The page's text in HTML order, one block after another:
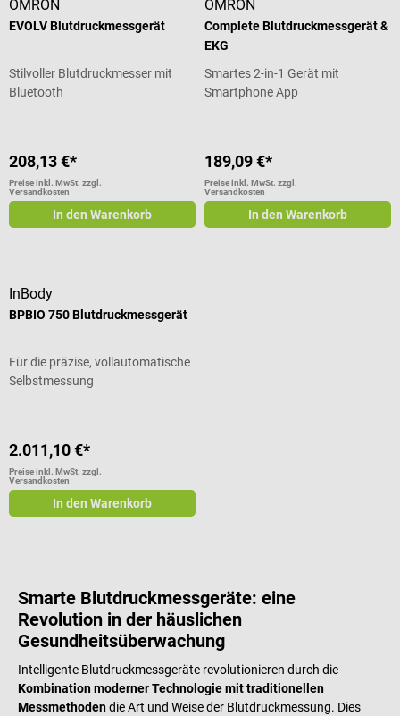
OMRON
EVOLV Blutdruckmessgerät
Stilvoller Blutdruckmesser mit
Bluetooth
208,13 €*
Preise inkl. MwSt. zzgl.
Versandkosten
In den Warenkorb
OMRON
Complete Blutdruckmessgerät &
EKG
Smartes 2-in-1 Gerät mit
Smartphone App
189,09 €*
Preise inkl. MwSt. zzgl.
Versandkosten
In den Warenkorb
InBody
BPBIO 750 Blutdruckmessgerät
Für die präzise, vollautomatische
Selbstmessung
2.011,10 €*
Preise inkl. MwSt. zzgl.
Versandkosten
In den Warenkorb
Smarte Blutdruckmessgeräte: eine
Revolution in der häuslichen
Gesundheitsüberwachung
Intelligente Blutdruckmessgeräte revolutionieren durch die
Kombination moderner Technologie mit traditionellen
Messmethodendie Art und Weise der Blutdruckmessung. Dies